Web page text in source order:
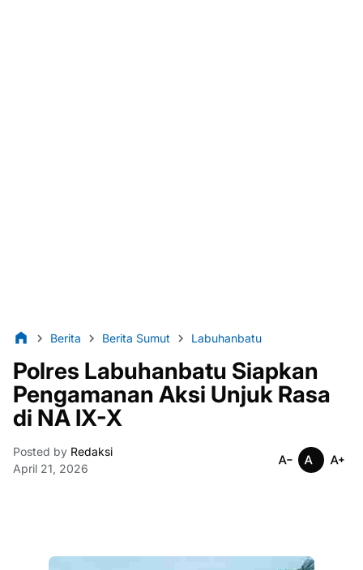
Berita Berita Sumut Labuhanbatu
Polres Labuhanbatu Siapkan
Pengamanan Aksi Unjuk Rasa
di NA IX-X
Posted by Redaksi
April 21, 2026